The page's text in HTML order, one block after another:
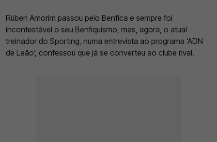
Rúben Amorim passou pelo Benfica e sempre foi
incontestável o seu Benfiquismo, mas, agora, o atual
treinador do Sporting, numa entrevista ao programa ‘ADN
de Leão’, confessou que já se converteu ao clube rival.